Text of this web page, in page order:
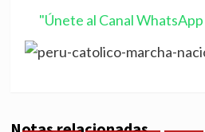
"Únete al Canal